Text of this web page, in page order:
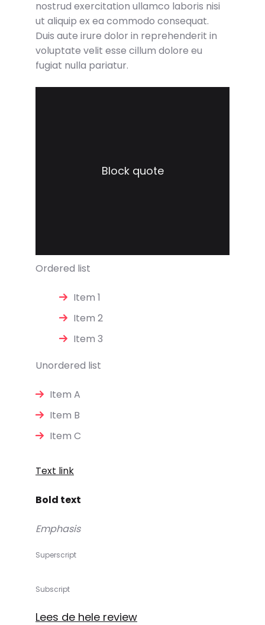
nostrud exercitation ullamco laboris nisi
ut aliquip ex ea commodo consequat.
Duis aute irure dolor in reprehenderit in
voluptate velit esse cillum dolore eu
fugiat nulla pariatur.
Block quote
Ordered list
Item 1
Item 2
Item 3
Unordered list
Item A
Item B
Item C
Text link
Bold text
Emphasis
Superscript
Subscript
Lees de hele review